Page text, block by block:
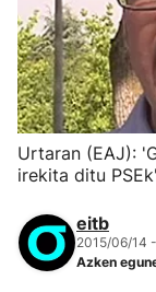
Urtaran (EAJ):
irekita ditu PSEk'
eitb
2015/06/14
Azken